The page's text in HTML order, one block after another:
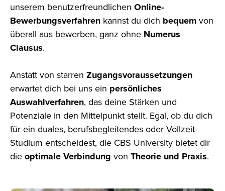
unserem benutzerfreundlichen Online-
Bewerbungsverfahren kannst du dich bequem von
überall aus bewerben, ganz ohne Numerus
Clausus.
Anstatt von starren Zugangsvoraussetzungen
erwartet dich bei uns ein persönliches
Auswahlverfahren, das deine Stärken und
Potenziale in den Mittelpunkt stellt. Egal, ob du dich
für ein duales, berufsbegleitendes oder Vollzeit-
Studium entscheidest, die CBS University bietet dir
die optimale Verbindung von Theorie und Praxis.